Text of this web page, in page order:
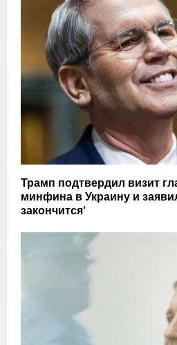
Трамп подтвердил визит
минфина в Украину и
закончится’